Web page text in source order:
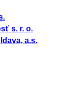
s. r. o.
a.s.